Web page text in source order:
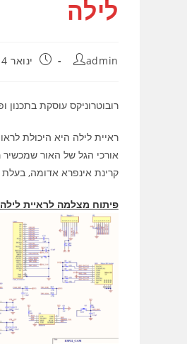
לילה
מחבר:
admin פורסם:
ינואר 14, 2023
רובוטרוניקס עוסקת בתכנון
ראיית לילה היא היכולת
אורכי הגל של האור שמכשיר
קרינת אינפרא אדומה, בעלת
פיתוח מצלמה לראיית לילה